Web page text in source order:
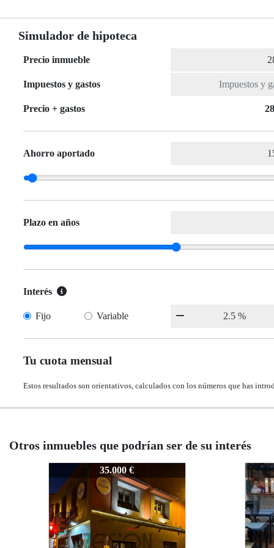
Simulador de hipoteca
Precio inmueble
Impuestos y gastos
Precio + gastos
Ahorro aportado
Plazo en años
Interés
Fijo Variable
Tu cuota mensual
Estos resultados son orientativos, calculados con los números que has
Otros inmuebles que podrían ser de su interés
Z-918
35.000 € Z-918
Z-918 35.000 € Z-